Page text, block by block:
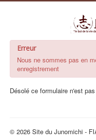
Erreur
Nous ne sommes pas en
enregistrement
Désolé ce formulaire n'est
© 2026 Site du Junomichi -